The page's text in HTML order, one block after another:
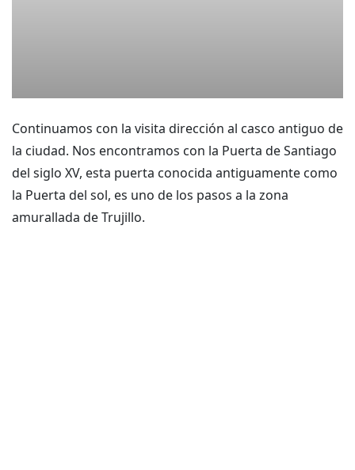
Continuamos con la visita dirección al casco antiguo de
la ciudad. Nos encontramos con la Puerta de Santiago
del siglo XV, esta puerta conocida antiguamente como
la Puerta del sol, es uno de los pasos a la zona
amurallada de Trujillo.